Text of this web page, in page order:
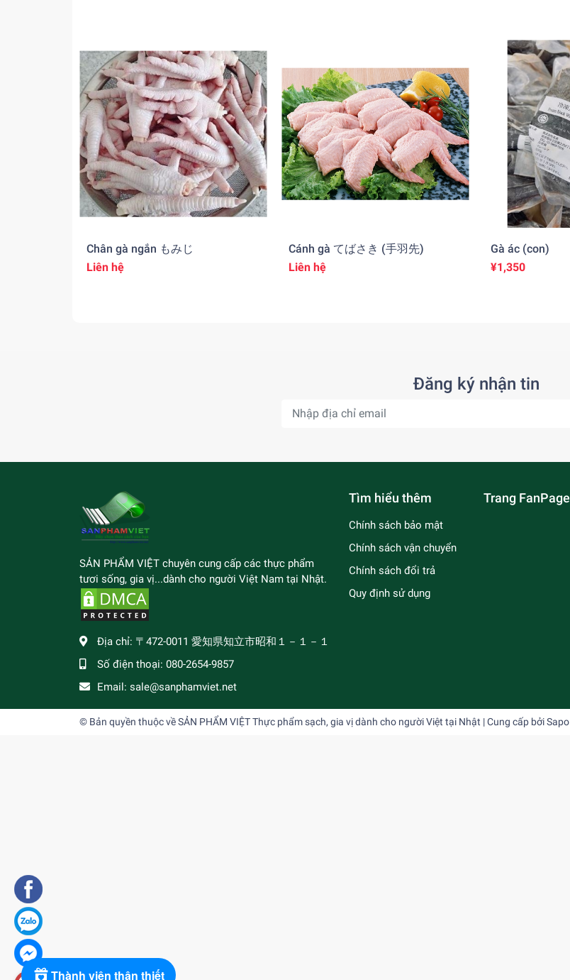
Chân gà ngắn もみじ
Liên hệ
Cánh gà てばさき (手羽先)
Liên hệ
Gà ác (con)
¥1,350
Đăng ký nhận tin
SẢN PHẨM VIỆT chuyên cung cấp các thực phẩm
tươi sống, gia vị...dành cho người Việt Nam tại Nhật.
Địa chỉ: 〒472-0011 愛知県知立市昭和１－１－１
Số điện thoại: 080-2654-9857
Email: sale@sanphamviet.net
Tìm hiểu thêm
Chính sách bảo mật
Chính sách vận chuyển
Chính sách đổi trả
Quy định sử dụng
Trang FanPage
© Bản quyền thuộc vềSẢN PHẨM VIỆT Thực phẩm sạch, gia vị dành cho người Việt tại Nhật | Cung cấp bởiSapo
Thành viên thân thiết